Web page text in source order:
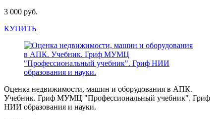
3 000 руб.
КУПИТЬ
Оценка недвижимости, машин и оборудования в АПК.
Учебник. Гриф МУМЦ "Профессиональный учебник". Гриф
НИИ образования и науки.